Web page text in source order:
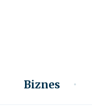
Biznes